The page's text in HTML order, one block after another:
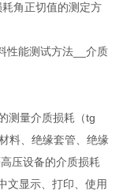
角正切值的测定方
性能测试方法__介质
测量介质损耗（tg
料、绝缘套管、绝缘
压设备的介质损耗
文显示、打印、使用